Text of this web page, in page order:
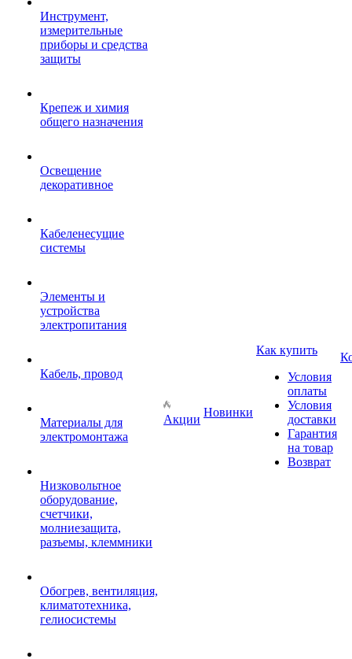
Инструмент,
измерительные
приборы и средства
защиты
Крепеж и химия
общего назначения
Освещение
декоративное
Кабеленесущие
системы
Элементы и
устройства
электропитания
Кабель, провод
Материалы для
электромонтажа
Низковольтное
оборудование,
счетчики,
молниезащита,
разъемы, клеммники
Обогрев, вентиляция,
климатотехника,
гелиосистемы
Акции
Новинки
Как купить
Условия
оплаты
Условия
доставки
Гарантия
на товар
Возврат